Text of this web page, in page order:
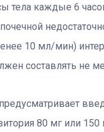
тела каждые 6
10 мл/мин)
составлять не
80 мг или 150